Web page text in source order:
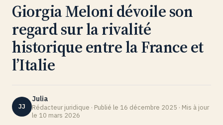
Giorgia Meloni dévoile son
regard sur la rivalité
historique entre la France et
l’Italie
JJ
Julia
Rédacteur juridique · Publié le 16 décembre 2025 · Mis à jour
le 10 mars 2026